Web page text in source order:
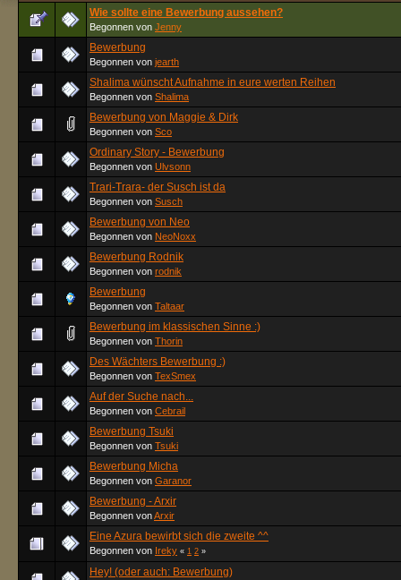
Wie sollte eine Bewerbung aussehen?
Begonnen von Jenny
Bewerbung
Begonnen von jearth
Shalima wünscht Aufnahme in eure werten Reihen
Begonnen von Shalima
Bewerbung von Maggie & Dirk
Begonnen von Sco
Ordinary Story - Bewerbung
Begonnen von Ulvsonn
Trari-Trara- der Susch ist da
Begonnen von Susch
Bewerbung von Neo
Begonnen von NeoNoxx
Bewerbung Rodnik
Begonnen von rodnik
Bewerbung
Begonnen von Taltaar
Bewerbung im klassischen Sinne :)
Begonnen von Thorin
Des Wächters Bewerbung :)
Begonnen von TexSmex
Auf der Suche nach...
Begonnen von Cebrail
Bewerbung Tsuki
Begonnen von Tsuki
Bewerbung Micha
Begonnen von Garanor
Bewerbung - Arxir
Begonnen vonArxir
Eine Azura bewirbt sich die zweite ^^
Begonnen von Ireky « 1 2 »
Hey! (oder auch: Bewerbung)